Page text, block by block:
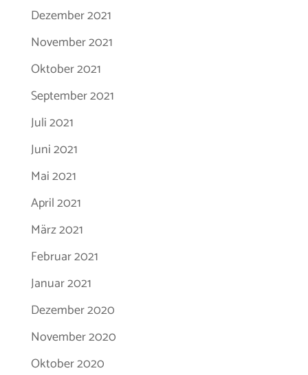
Dezember 2021
November 2021
Oktober 2021
September 2021
Juli 2021
Juni 2021
Mai 2021
April 2021
März 2021
Februar 2021
Januar 2021
Dezember 2020
November 2020
Oktober 2020